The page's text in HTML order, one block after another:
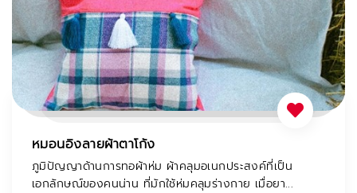
หมอนอิงลายผ้าตาโก้ง
ภูมิปัญญาด้านการทอผ้าห่ม ผ้าคลุมอเนกประสงค์ที่เป็น
เอกลักษณ์ของคนน่าน ที่มักใช้ห่มคลุมร่างกาย เมื่อยา...